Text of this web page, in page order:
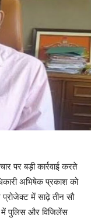
पर बड़ी कार्रवाई करते
अभिषेक प्रकाश को
में साढ़े तीन सौ
में पुलिस और विजिलेंस